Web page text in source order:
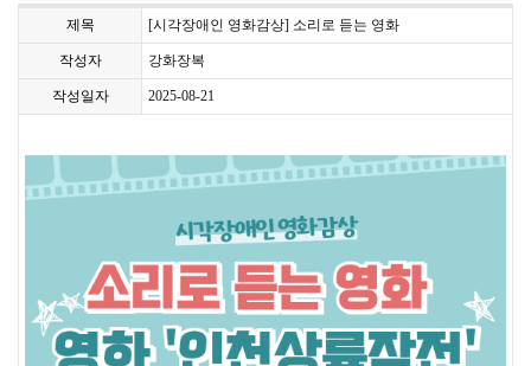
제목 [시각장애인 영화감상] 소리로 듣는 영화
작성자 강화장복
작성일자 2025-08-21